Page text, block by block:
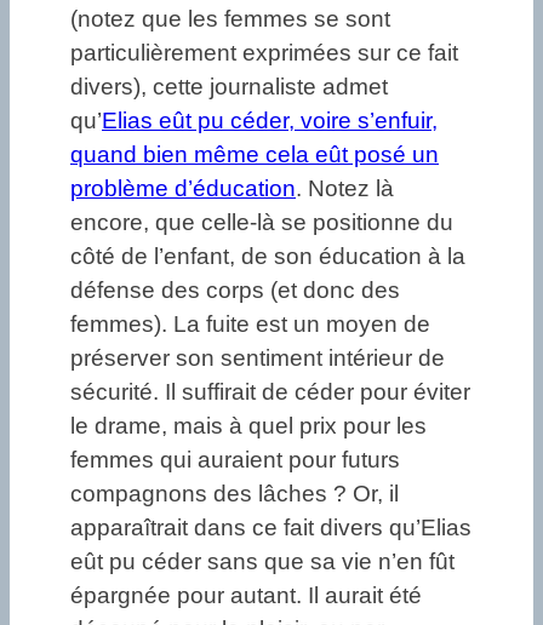
(notez que les femmes se sont
particulièrement exprimées sur ce fait
divers), cette journaliste admet
qu’Elias eût pu céder, voire s’enfuir,
quand bien même cela eût posé un
problème d’éducation. Notez là
encore, que celle-là se positionne du
côté de l’enfant, de son éducation à la
défense des corps (et donc des
femmes). La fuite est un moyen de
préserver son sentiment intérieur de
sécurité. Il suffirait de céder pour éviter
le drame, mais à quel prix pour les
femmes qui auraient pour futurs
compagnons des lâches ? Or, il
apparaîtrait dans ce fait divers qu’Elias
eût pu céder sans que sa vie n’en fût
épargnée pour autant. Il aurait été